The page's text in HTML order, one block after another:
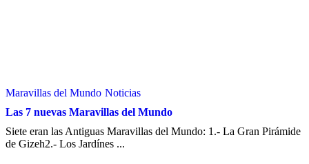
Maravillas del Mundo Noticias
Las 7 nuevas Maravillas del Mundo
Siete eran las Antiguas Maravillas del Mundo: 1.- La Gran Pirámide
de Gizeh2.- Los Jardínes ...